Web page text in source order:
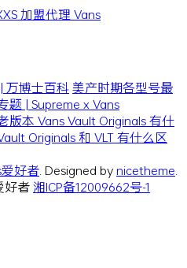
加盟代理 Vans
万博士百科美产时期各型号最
题 | Supreme x Vans
版本 Vans Vault Originals 有什
Originals 和 VLT 有什么区
好者. Designed bynicetheme.
好者湘ICP备12009662号-1